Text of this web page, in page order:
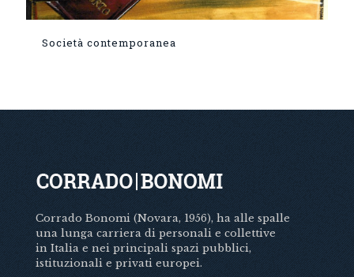
Società contemporanea
Corrado Bonomi (Novara, 1956), ha alle spalle
una lunga carriera di personali e collettive
in Italia e nei principali spazi pubblici,
istituzionali e privati europei.